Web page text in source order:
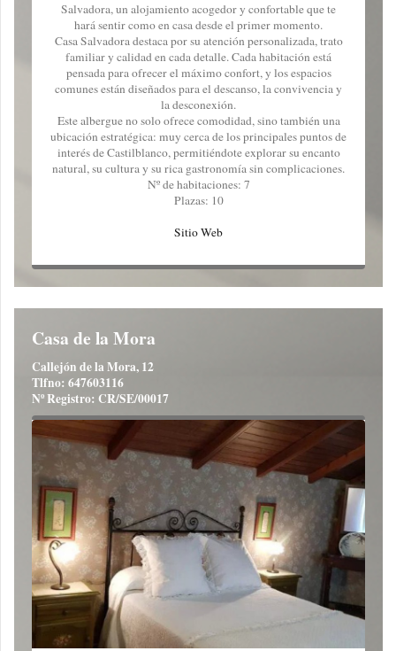
Salvadora, un alojamiento acogedor y confortable que te
hará sentir como en casa desde el primer momento.
Casa Salvadora destaca por su atención personalizada, trato
familiar y calidad en cada detalle. Cada habitación está
pensada para ofrecer el máximo confort, y los espacios
comunes están diseñados para el descanso, la convivencia y
la desconexión.
Este albergue no solo ofrece comodidad, sino también una
ubicación estratégica: muy cerca de los principales puntos de
interés de Castilblanco, permitiéndote explorar su encanto
natural, su cultura y su rica gastronomía sin complicaciones.
Nº de habitaciones: 7
Plazas: 10
Sitio Web
Casa de la Mora
Callejón de la Mora, 12
Tlfno: 647603116
Nº Registro: CR/SE/00017